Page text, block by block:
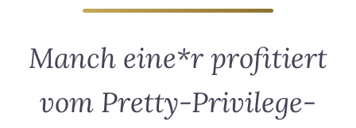
Manch eine*r profitiert
vom Pretty-Privilege-